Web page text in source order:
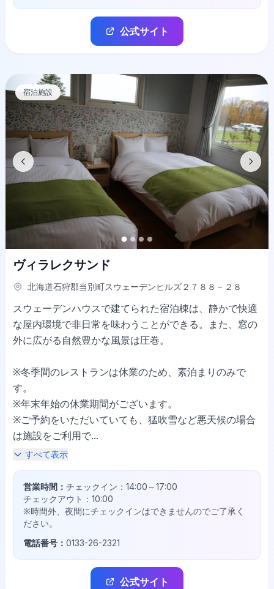
公式サイト
宿泊施設
ヴィラレクサンド
北海道石狩郡当別町スウェーデンヒルズ２７８８－２８
スウェーデンハウスで建てられた宿泊棟は、静かで快適
な屋内環境で非日常を味わうことができる。また、窓の
外に広がる自然豊かな風景は圧巻。
※冬季間のレストランは休業のため、素泊まりのみで
す。
※年末年始の休業期間がございます。
※ご予約をいただいていても、猛吹雪など悪天候の場合
は施設をご利用で...
すべて表示
営業時間： チェックイン：14:00～17:00
チェックアウト：10:00
※時間外、夜間にチェックインはできませんのでご了承く
ださい。
電話番号： 0133-26-2321
公式サイト